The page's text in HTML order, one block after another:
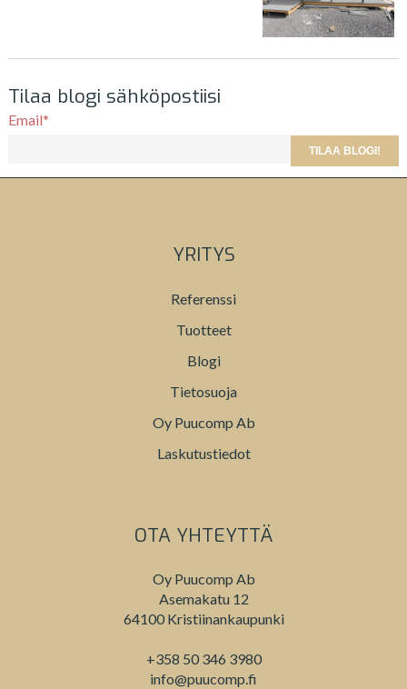
Tilaa blogi sähköpostiisi
Email*
YRITYS
Referenssi
Tuotteet
Blogi
Tietosuoja
Oy Puucomp Ab
Laskutustiedot
OTA YHTEYTTÄ
Oy Puucomp Ab
Asemakatu 12
64100 Kristiinankaupunki
+358 50 346 3980
info@puucomp.fi